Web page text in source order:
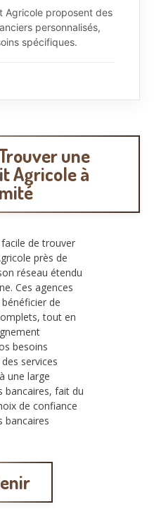
Agricole proposent des
personnalisés,
spécifiques.
une
Agricole à
de trouver
près de
réseau étendu
Ces agences
de
tout en
besoins
services
une large
bancaires, fait du
de confiance
bancaires